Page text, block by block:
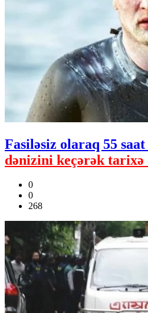
Fasiləsiz olaraq 55
dənizini keçərək tarixə
0
0
268